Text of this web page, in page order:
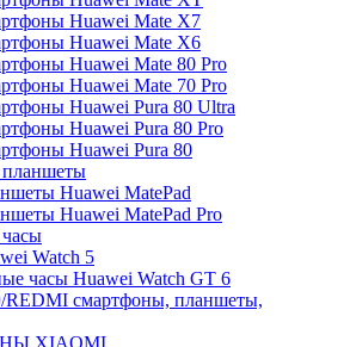
Huawei Mate X7
Huawei Mate X6
Huawei Mate 80 Pro
Huawei Mate 70 Pro
Huawei Pura 80 Ultra
Huawei Pura 80 Pro
Huawei Pura 80
Huawei MatePad
Huawei MatePad Pro
Watch 5
часы Huawei Watch GT 6
cмартфоны, планшеты,
XIAOMI